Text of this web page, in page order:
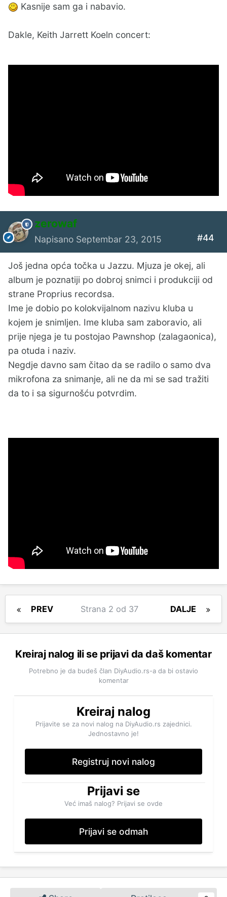
Kasnije sam ga i nabavio.
Dakle, Keith Jarrett Koeln concert:
zerowaf
Napisano Septembar 23, 2015 #44
Još jedna opća točka u Jazzu. Mjuza je okej, ali
album je poznatiji po dobroj snimci i produkciji od
strane Proprius recordsa.
Ime je dobio po kolokvijalnom nazivu kluba u
kojem je snimljen. Ime kluba sam zaboravio, ali
prije njega je tu postojao Pawnshop (zalagaonica),
pa otuda i naziv.
Negdje davno sam čitao da se radilo o samo dva
mikrofona za snimanje, ali ne da mi se sad tražiti
da to i sa sigurnošću potvrdim.
PREV DALJE
Strana 2 od 37
Kreiraj nalog ili se prijavi da daš komentar
Potrebno je da budeš član DiyAudio.rs-a da bi ostavio
komentar
Kreiraj nalog
Prijavite se za novi nalog na DiyAudio.rs zajednici.
Jednostavno je!
Registruj novi nalog
Prijavi se
Već imaš nalog? Prijavi se ovde
Prijavi se odmah